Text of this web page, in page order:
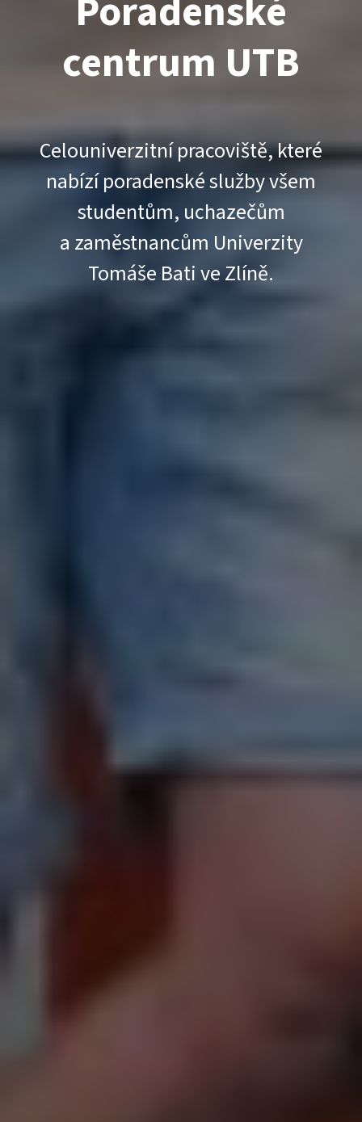
Poradenské
centrum UTB
Celouniverzitní pracoviště, které
nabízí poradenské služby všem
studentům, uchazečům
a zaměstnancům Univerzity
Tomáše Bati ve Zlíně.